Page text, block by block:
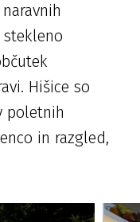
Hišice so
poletnih
in razgled,